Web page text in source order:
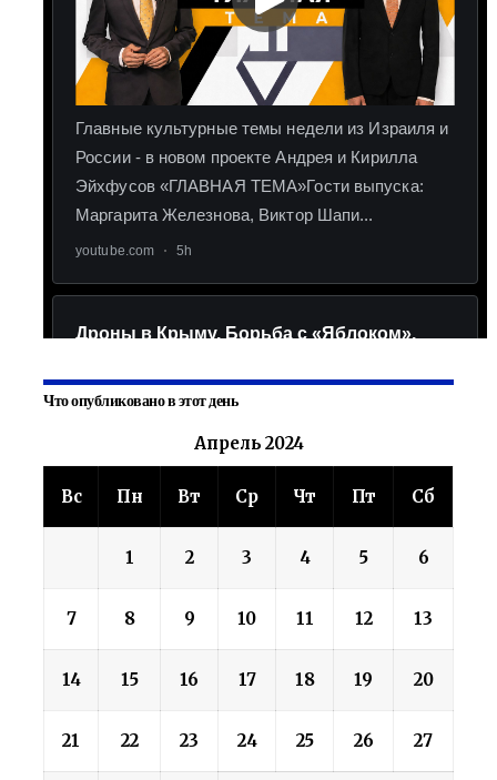
Что опубликовано в этот день
Апрель 2024
Вс Пн Вт Ср Чт Пт Сб
1 2 3 4 5 6
7 8 9 10 11 12 13
14 15 16 17 18 19 20
21 22 23 24 25 26 27